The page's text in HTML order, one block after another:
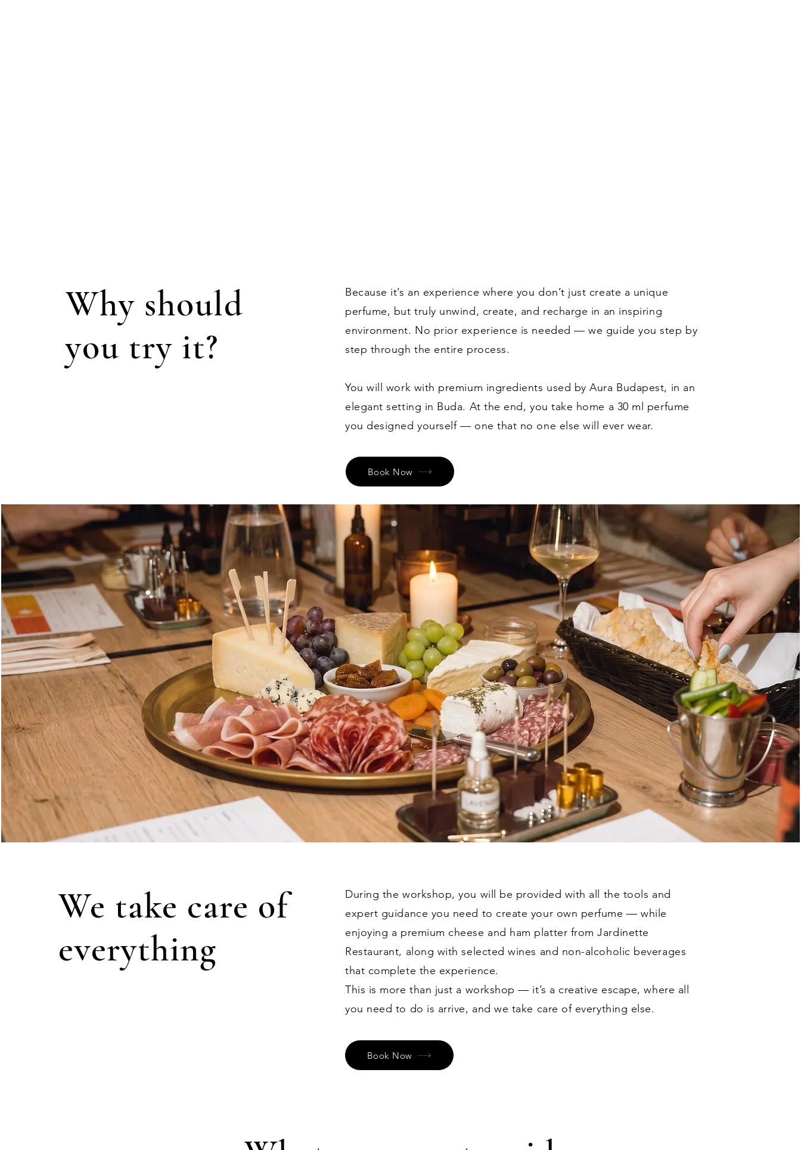
Why should
you try it?
Because it’s an experience where you don’t just create a unique
perfume, but truly unwind, create, and recharge in an inspiring
environment. No prior experience is needed — we guide you step by
step through the entire process.
You will work with premium ingredients used by Aura Budapest, in an
elegant setting in Buda. At the end, you take home a 30 ml perfume
you designed yourself — one that no one else will ever wear.
Book Now
We take care of
everything
During the workshop, you will be provided with all the tools and
expert guidance you need to create your own perfume — while
enjoying a premium cheese and ham platter from Jardinette
Restaurant, along with selected wines and non-alcoholic beverages
that complete the experience.
This is more than just a workshop — it’s a creative escape, where all
you need to do is arrive, and we take care of everything else.
Book Now